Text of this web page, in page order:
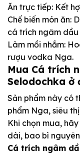
Ăn trực tiếp: Kết
Chế biến món ăn:
cá trích ngâm
Làm mồi nhắm:
rượu vodka Nga.
Mua Cá trích
Selodochka ở
Sản phẩm này có
phẩm Nga, siêu
Khi chọn mua,
dài, bao bì
Cá trích ngâm